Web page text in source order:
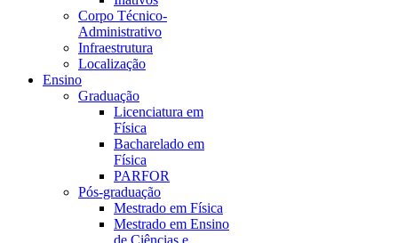
Corpo Técnico-
Administrativo
Infraestrutura
Localização
Ensino
Graduação
Licenciatura em
Física
Bacharelado em
Física
PARFOR
Pós-graduação
Mestrado em Física
Mestrado em Ensino
de Ciências e